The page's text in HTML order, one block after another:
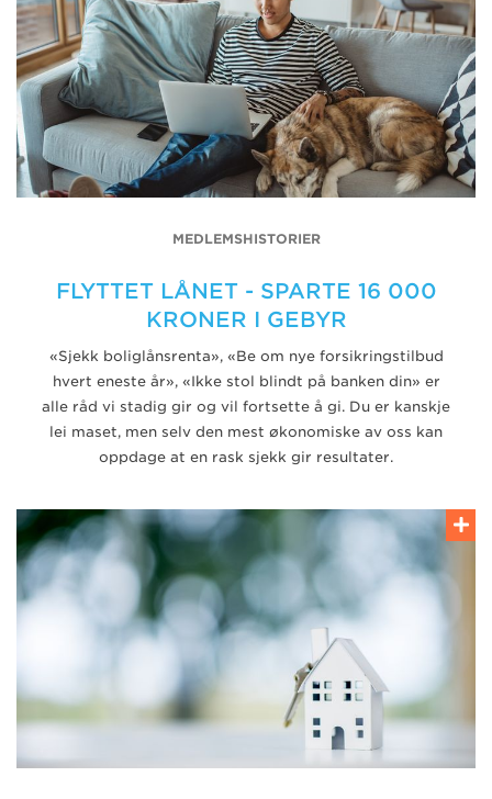
MEDLEMSHISTORIER
FLYTTET LÅNET - SPARTE 16 000
KRONER I GEBYR
«Sjekk boliglånsrenta», «Be om nye forsikringstilbud
hvert eneste år», «Ikke stol blindt på banken din» er
alle råd vi stadig gir og vil fortsette å gi. Du er kanskje
lei maset, men selv den mest økonomiske av oss kan
oppdage at en rask sjekk gir resultater.